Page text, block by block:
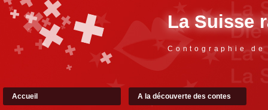
La Suisse
Contographie
Accueil A la découverte des contes